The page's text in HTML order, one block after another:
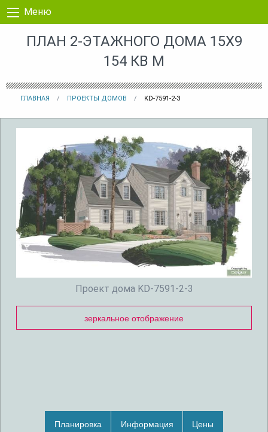
Перейти к контенту
Меню
ПЛАН 2-ЭТАЖНОГО ДОМА 15X9
154 КВ М
ГЛАВНАЯ ПРОЕКТЫ ДОМОВ KD-7591-2-3
Проект дома KD-7591-2-3
зеркальное отображение
Планировка Информация Цены